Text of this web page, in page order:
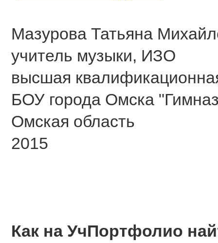
Мазурова Татьяна
учитель музыки, ИЗО
высшая
БОУ города Омска
Омская область
2015
Как на УчПортфолио